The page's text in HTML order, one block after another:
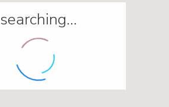
searching...